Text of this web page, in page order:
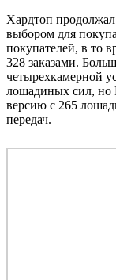
Хардтоп
выбором для
покупателей, в то
328 заказами.
четырехкамерной
лошадиных сил, но
версию с 265
передач.